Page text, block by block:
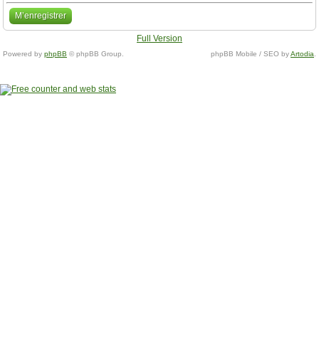
M’enregistrer
Full Version
Powered by phpBB © phpBB Group. phpBB Mobile / SEO byArtodia